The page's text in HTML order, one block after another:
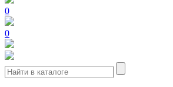
0
0